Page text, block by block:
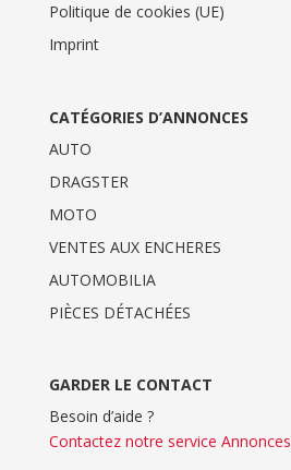
Politique de cookies (UE)
Imprint
CATÉGORIES D’ANNONCES
AUTO
DRAGSTER
MOTO
VENTES AUX ENCHERES
AUTOMOBILIA
PIÈCES DÉTACHÉES
GARDER LE CONTACT
Besoin d’aide ?
Contactez notre service Annonces